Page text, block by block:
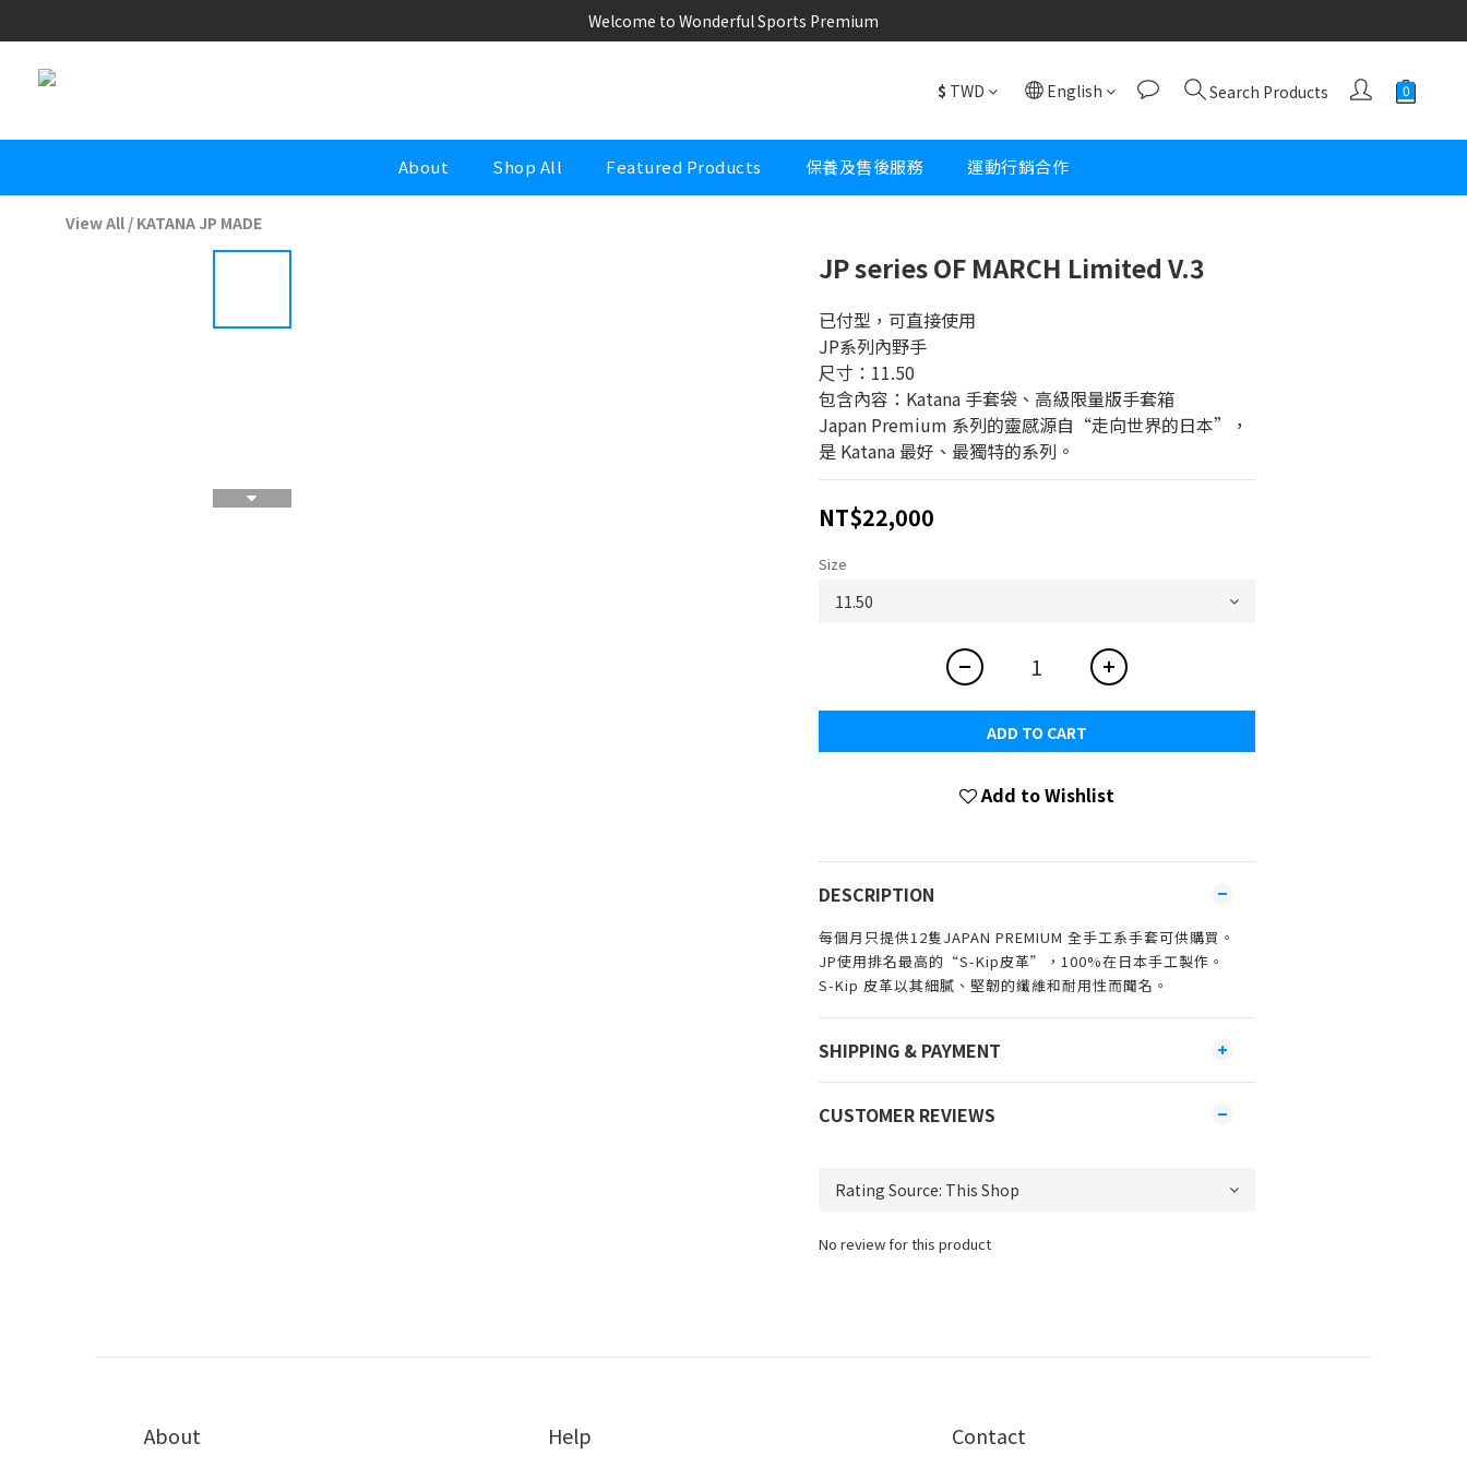
Welcome to Wonderful Sports Premium
Welcome to Wonderful Sports Premium
$ TWD English Search Products
About Shop All Featured Products 保養及售後服務 運動行銷合作
View All / KATANA JP MADE
JP series OF MARCH Limited V.3
已付型，可直接使用
JP系列內野手
尺寸：11.50
包含內容：Katana 手套袋、高級限量版手套箱
Japan Premium 系列的靈感源自“走向世界的日本”，
是 Katana 最好、最獨特的系列。
NT$22,000
Size
ADD TO CART
Add to Wishlist
DESCRIPTION
每個月只提供12隻JAPAN PREMIUM 全手工系手套可供購買。
JP使用排名最高的“S-Kip皮革”，100%在日本手工製作。
S-Kip 皮革以其細膩、堅韌的纖維和耐用性而聞名。
SHIPPING & PAYMENT
CUSTOMER REVIEWS
No review for this product
About Help Contact